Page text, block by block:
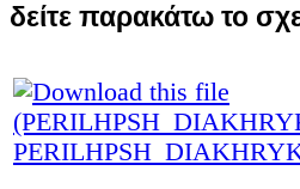
δείτε παρακάτω το